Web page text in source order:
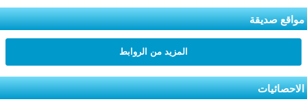
مواقع صديقة
المزيد من الروابط
الاحصائيات